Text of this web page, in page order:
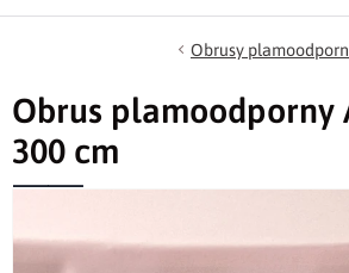
Obrusy
Obrus plamoodporny
300 cm